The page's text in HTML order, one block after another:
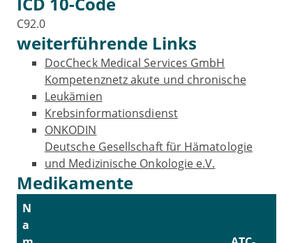
C92.0
weiterführende Links
DocCheck Medical Services GmbH
Kompetenznetz akute und chronische
Leukämien
Krebsinformationsdienst
ONKODIN
Deutsche Gesellschaft für Hämatologie
und Medizinische Onkologie e.V.
Medikamente
N
a